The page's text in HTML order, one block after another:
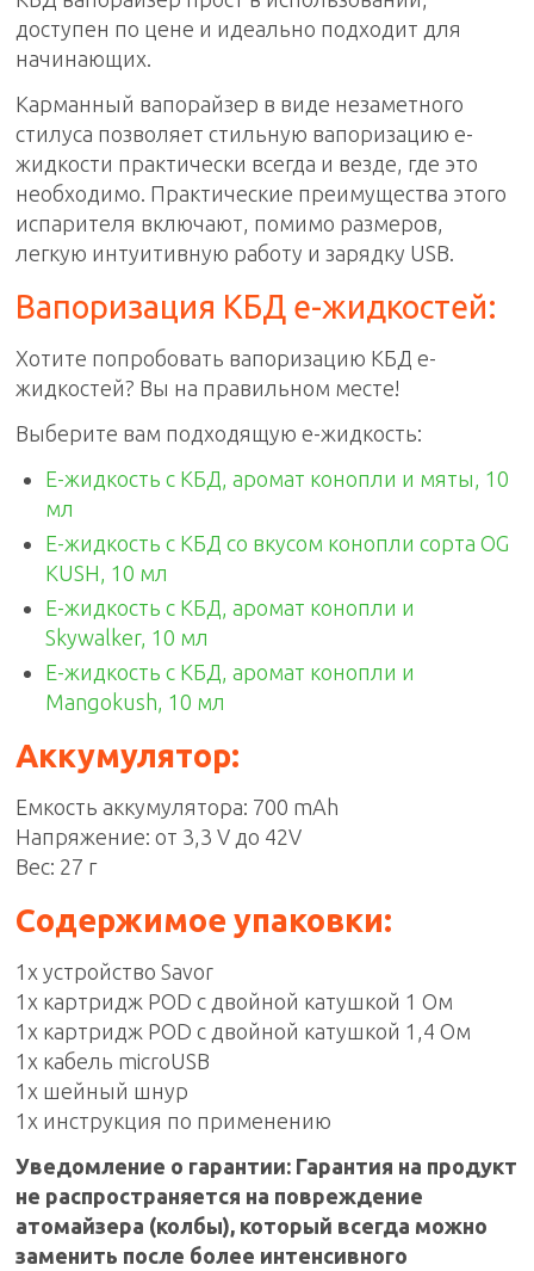
доступен по цене и идеально подходит для
начинающих.
Карманный вапорайзер в виде незаметного
стилуса позволяет стильную вапоризацию е-
жидкости практически всегда и везде, где это
необходимо. Практические преимущества этого
испарителя включают, помимо размеров,
легкую интуитивную работу и зарядку USB.
Вапоризация КБД е-жидкостей:
Хотите попробовать вапоризацию КБД е-
жидкостей? Вы на правильном месте!
Выберите вам подходящую е-жидкость:
E-жидкость с КБД, аромат конопли и мяты, 10
мл
E-жидкость с КБД со вкусом конопли сорта OG
KUSH, 10 мл
E-жидкость с КБД, аромат конопли и
Skywalker, 10 мл
E-жидкость с КБД, аромат конопли и
Mangokush, 10 мл
Аккумулятор:
Емкость аккумулятора: 700 mAh
Напряжение: от 3,3 V до 42V
Вес: 27 г
Содержимое упаковки:
1x устройство Savor
1x картридж POD с двойной катушкой 1 Ом
1x картридж POD с двойной катушкой 1,4 Ом
1x кабель microUSB
1x шейный шнур
1x инструкция по применению
Уведомление о гарантии: Гарантия на продукт
не распространяется на повреждение
атомайзера (колбы), который всегда можно
заменить после более интенсивного